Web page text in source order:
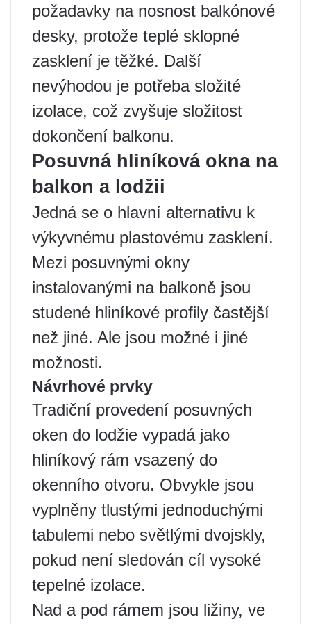
požadavky na nosnost balkónové
desky, protože teplé sklopné
zasklení je těžké. Další
nevýhodou je potřeba složité
izolace, což zvyšuje složitost
dokončení balkonu.
Posuvná hliníková okna na
balkon a lodžii
Jedná se o hlavní alternativu k
výkyvnému plastovému zasklení.
Mezi posuvnými okny
instalovanými na balkoně jsou
studené hliníkové profily častější
než jiné. Ale jsou možné i jiné
možnosti.
Návrhové prvky
Tradiční provedení posuvných
oken do lodžie vypadá jako
hliníkový rám vsazený do
okenního otvoru. Obvykle jsou
vyplněny tlustými jednoduchými
tabulemi nebo světlými dvojskly,
pokud není sledován cíl vysoké
tepelné izolace.
Nad a pod rámem jsou ližiny, ve